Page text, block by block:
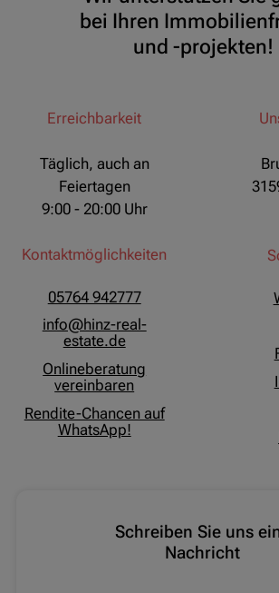
bei Ihren
und -projekten!
Erreichbarkeit
Täglich, auch an
Feiertagen
9:00 - 20:00 Uhr
Kontaktmöglichkeiten
05764 942777
info@hinz-real-
estate.de
Onlineberatung
vereinbaren
Rendite-Chancen auf
WhatsApp!
Schreiben Sie uns
Nachricht